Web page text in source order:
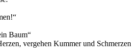
Baum“
vergehen Kummer und Schmerzen